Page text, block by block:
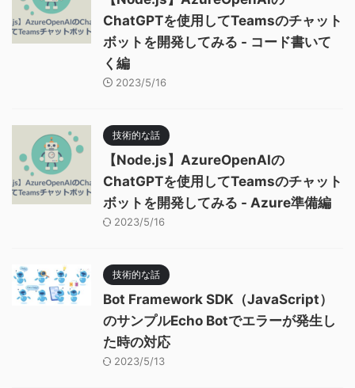
ChatGPTを使用してTeamsのチャット
ボットを開発してみる - コード書いて
く編
2023/5/16
技術的な話
【Node.js】AzureOpenAIの
ChatGPTを使用してTeamsのチャット
ボットを開発してみる - Azure準備編
2023/5/16
技術的な話
Bot Framework SDK（JavaScript）
のサンプルEcho Botでエラーが発生し
た時の対応
2023/5/13